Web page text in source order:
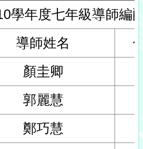
學年度七年級導師編
導師姓名
顏圭卿
郭麗慧
鄭巧慧